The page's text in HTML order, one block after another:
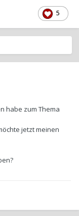
5
habe zum Thema
jetzt meinen